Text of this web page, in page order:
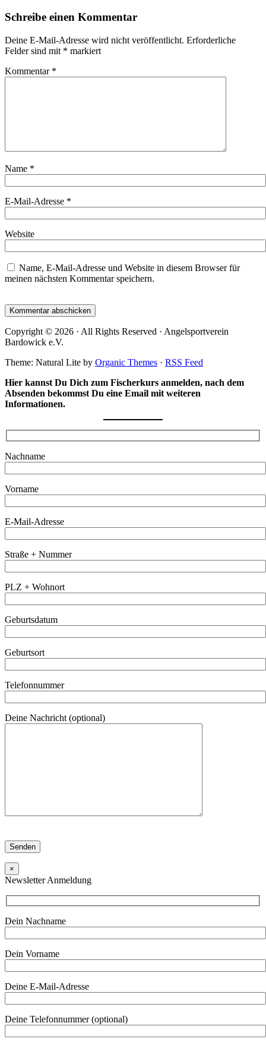
Schreibe einen Kommentar
Deine E-Mail-Adresse wird nicht veröffentlicht. Erforderliche
Felder sind mit * markiert
Kommentar *
Name *
E-Mail-Adresse *
Website
Name, E-Mail-Adresse und Website in diesem Browser für
meinen nächsten Kommentar speichern.
Copyright © 2026 · All Rights Reserved · Angelsportverein
Bardowick e.V.
Theme: Natural Lite by Organic Themes · RSS Feed
Hier kannst Du Dich zum Fischerkurs anmelden, nach dem
Absenden bekommst Du eine Email mit weiteren
Informationen.
Nachname
Vorname
E-Mail-Adresse
Straße + Nummer
PLZ + Wohnort
Geburtsdatum
Geburtsort
Telefonnummer
Deine Nachricht (optional)
×
Newsletter Anmeldung
Dein Nachname
Dein Vorname
Deine E-Mail-Adresse
Deine Telefonnummer (optional)